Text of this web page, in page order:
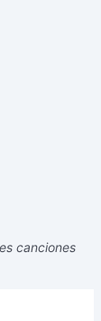
canciones